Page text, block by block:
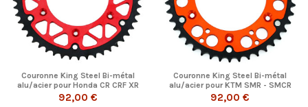
Couronne King Steel Bi-métal
alu/acier pour Honda CR CRF XR
125 -...
92,00 €
Couronne King Steel Bi-métal
alu/acier pour KTM SMR - SMCR
-125...
92,00 €